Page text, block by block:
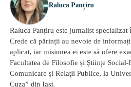
Raluca Panțiru
Raluca Panțiru este jurnalist specializat
Crede că părinții au nevoie de
aplicat, iar misiunea ei este să ofere
Facultatea de Filosofie și Științe Social-
Comunicare și Relații Publice, la
Cuza” din Iași.